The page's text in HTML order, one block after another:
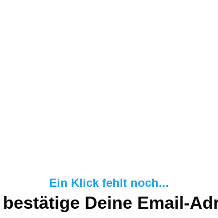
Ein Klick fehlt noch...
Deine Email-